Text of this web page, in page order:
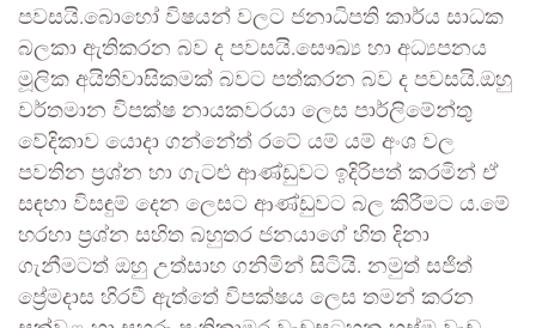
පවසයි.බොහෝ විෂයන් වලට ජනාධිපති කාර්ය සාධක
බලකා ඇතිකරන බව ද පවසයි.සෞඛ්‍ය හා අධ්‍යපනය
මූලික අයිතිවාසිකමක් බවට පත්කරන බව ද පවසයි.ඔහු
වර්තමාන විපක්ෂ නායකවරයා ලෙස පාර්ලිමේන්තු
වේදිකාව යොදා ගන්නේත් රටේ යම්‍ යම් අංශ වල
පවතින ප්‍රශ්න හා ගැටළු ආණ්ඩුවට ඉදිරිපත් කරමින් ඒ
සඳහා විසඳුම් දෙන ලෙසට ආණ්ඩුවට බල කිරීමට ය.මේ
හරහා ප්‍රශ්න සහිත බහුතර ජනයාගේ හිත දිනා
ගැනීමටත් ඔහු උත්සාහ ගනිමින් සිටියි. නමුත් සජිත්
ප්‍රේමදාස හිරවී ඇත්තේ විපක්ෂය ලෙස තමන් කරන